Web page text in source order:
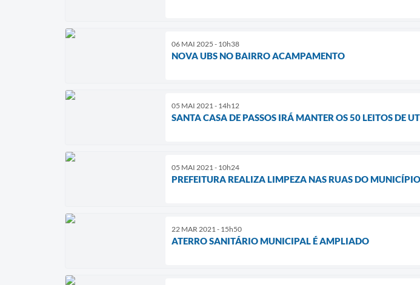
06 MAI 2025 - 10h38
NOVA UBS NO BAIRRO ACAMPAMENTO
05 MAI 2021 - 14h12
SANTA CASA DE PASSOS IRÁ MANTER OS 50 LEITOS DE
05 MAI 2021 - 10h24
PREFEITURA REALIZA LIMPEZA NAS RUAS DO MUNICÍPIO
22 MAR 2021 - 15h50
ATERRO SANITÁRIO MUNICIPAL É AMPLIADO